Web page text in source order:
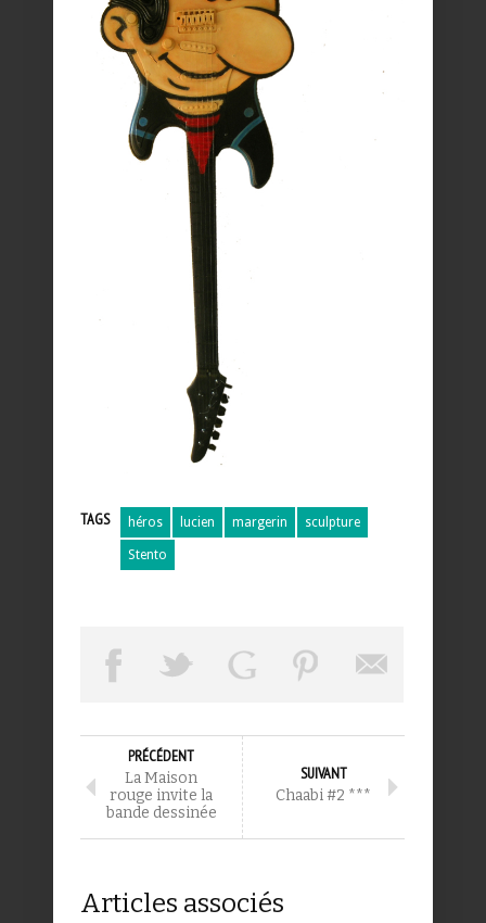
TAGS héros lucien margerin sculpture
Stento
PRÉCÉDENT
La Maison
rouge invite la
bande dessinée
SUIVANT
Chaabi #2 ***
Articles associés